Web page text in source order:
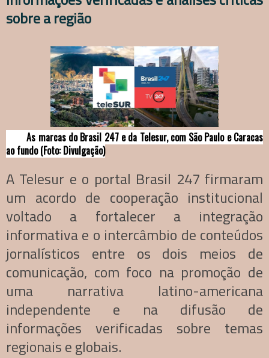
sobre a região
As marcas do Brasil 247 e da Telesur, com São Paulo e Caracas
ao fundo (Foto: Divulgação)
A Telesur e o portal Brasil 247 firmaram
um acordo de cooperação institucional
voltado a fortalecer a integração
informativa e o intercâmbio de conteúdos
jornalísticos entre os dois meios de
comunicação, com foco na promoção de
uma narrativa latino-americana
independente e na difusão de
informações verificadas sobre temas
regionais e globais.